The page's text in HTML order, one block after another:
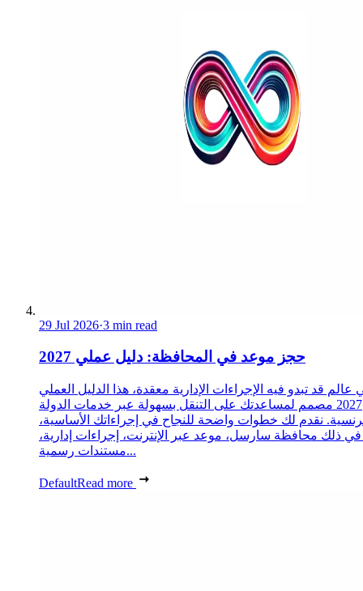
29 Jul 2026·3 min read
حجز موعد في المحافظة: دليل عملي 2027
عالم قد تبدو فيه الإجراءات الإدارية معقدة، هذا الدليل العملي
2027 مصمم لمساعدتك على التنقل بسهولة عبر خدمات الدولة
نقدم لك خطوات واضحة للنجاح في إجراءاتك الأساسية،
في ذلك محافظة سارسل، موعد عبر الإنترنت، إجراءات إدارية،
مستندات رسمية...
DefaultRead more